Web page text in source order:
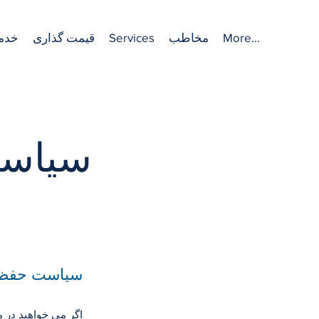
قیمت گذاری Services مخاطب More...
سیاست
اگر می خواهید